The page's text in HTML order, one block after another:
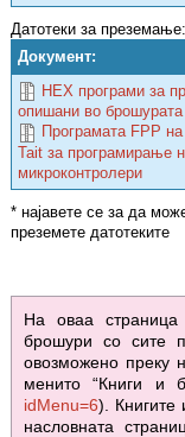
Датотеки за преземање:
Документ:
HEX програми за
опишани во брошурата
Програмата FPP
Tait за програмирање
микроконтролери
* најавете се за да
преземете датотеките
На оваа
брошури со сите
овозможено преку
менито “Книги и
idMenu=6). Книгите
насловната